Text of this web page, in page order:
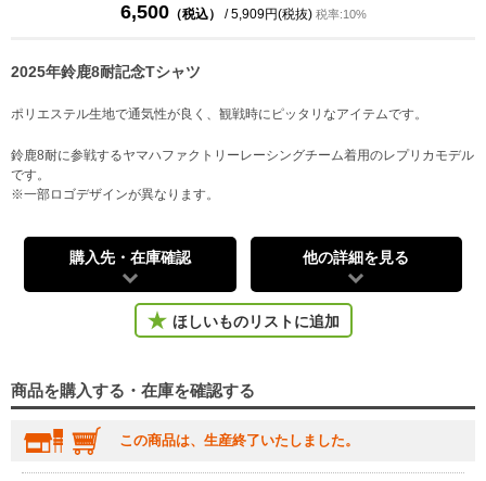
6,500（税込） / 5,909円(税抜) 税率:10%
2025年鈴鹿8耐記念Tシャツ
ポリエステル生地で通気性が良く、観戦時にピッタリなアイテムです。
鈴鹿8耐に参戦するヤマハファクトリーレーシングチーム着用のレプリカモデル
です。
※一部ロゴデザインが異なります。
購入先・在庫確認 他の詳細を見る
ほしいものリストに追加
商品を購入する・在庫を確認する
この商品は、生産終了いたしました。